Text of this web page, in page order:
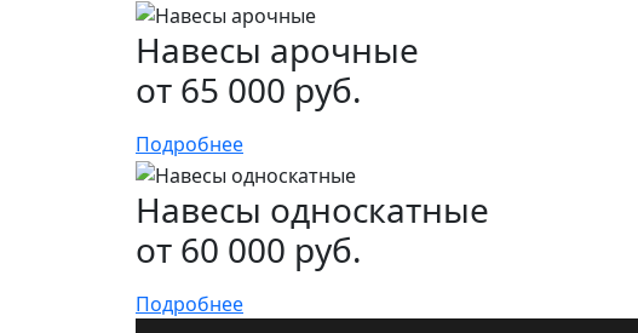
Навесы арочные
от 65 000 руб.
Подробнее
Навесы односкатные
от 60 000 руб.
Подробнее